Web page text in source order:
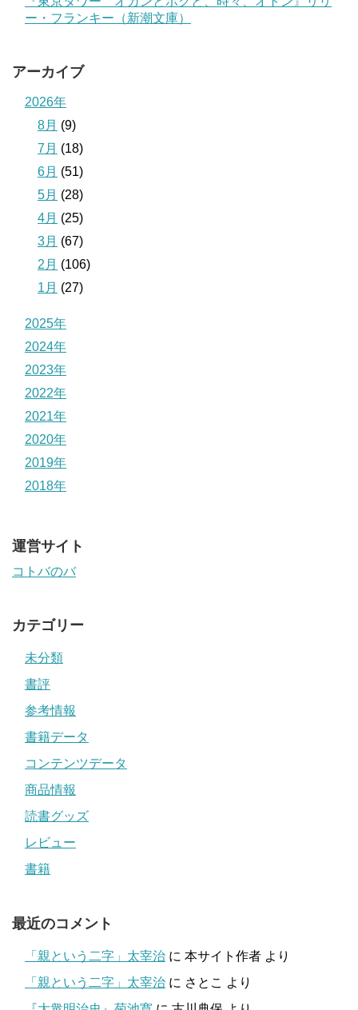
ー・フランキー（新潮文庫）
アーカイブ
2026年
8月 (9)
7月 (18)
6月 (51)
5月 (28)
4月 (25)
3月 (67)
2月 (106)
1月 (27)
2025年
2024年
2023年
2022年
2021年
2020年
2019年
2018年
運営サイト
コトバのバ
カテゴリー
未分類
書評
参考情報
書籍データ
コンテンツデータ
商品情報
読書グッズ
レビュー
書籍
最近のコメント
「親という二字」太宰治 に 本サイト作者 より
「親という二字」太宰治 に さとこ より